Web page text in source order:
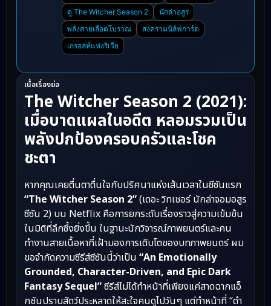
ดู The Witcher Season 2
นักล่าอสูร
พลังสายเลือดโบราณ
สงครามนิล์ฟการ์ด
เกรอลท์แห่งริเวีย
เนื้อเรื่องย่อ
The Witcher Season 2 (2021):
เมื่อบาดแผลในอดีต หลอมรวมเป็น
พลังปกป้องครอบครัวและโชค
ชะตา
หากคุณเคยตื่นตาตื่นใจกับปริศนาแห่งเส้นเวลาในซีซันแรก
“The Witcher Season 2”(เดอะ วิทเชอร์ นักล่าจอมอสูร
ซีซัน 2) บน Netflix คือการยกระดับเรื่องราวสู่ความเข้มข้น
ในมิติที่ลึกซึ้งยิ่งขึ้น ในฐานะนักวิจารณ์ภาพยนตร์และคน
ทำงานสายเนื้อหาที่เฝ้ามองการเติบโตของบทภาพยนตร์ ผม
ขอจำกัดความซีรีส์ซีซันนี้ว่าเป็น “An Emotionally
Grounded, Character-Driven, and Epic Dark
Fantasy Sequel”ซีรีส์ไม่ได้ทำหน้าที่เพียงแค่สาดฉากแอ็
กชันปราบสัตว์ประหลาดให้สะใจคนดูไปวันๆ แต่ทำหน้าที่ “ดำ